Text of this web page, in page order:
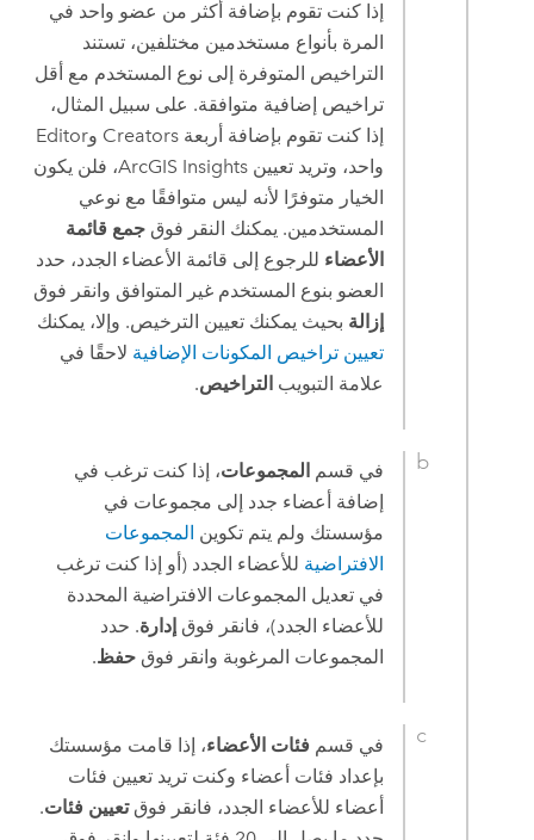
إذا كنت تقوم بإضافة أكثر من عضو واحد في
المرة بأنواع مستخدمين مختلفين، تستند
التراخيص المتوفرة إلى نوع المستخدم مع أقل
تراخيص إضافية متوافقة. على سبيل المثال،
إذا كنت تقوم بإضافة أربعة Creators وEditor
واحد، وتريد تعيين ArcGIS Insights، فلن يكون
الخيار متوفرًا لأنه ليس متوافقًا مع نوعي
المستخدمين. يمكنك النقر فوق جمع قائمة
الأعضاء للرجوع إلى قائمة الأعضاء الجدد، حدد
العضو بنوع المستخدم غير المتوافق وانقر فوق
إزالة بحيث يمكنك تعيين الترخيص. وإلا، يمكنك
تعيين تراخيص المكونات الإضافية لاحقًا في
علامة التبويب التراخيص.
في قسم المجموعات، إذا كنت ترغب في
إضافة أعضاء جدد إلى مجموعات في
مؤسستك ولم يتم تكوين المجموعات
الافتراضية للأعضاء الجدد (أو إذا كنت ترغب
في تعديل المجموعات الافتراضية المحددة
للأعضاء الجدد)، فانقر فوق إدارة. حدد
المجموعات المرغوبة وانقر فوق حفظ.
في قسم فئات الأعضاء، إذا قامت مؤسستك
بإعداد فئات أعضاء وكنت تريد تعيين فئات
أعضاء للأعضاء الجدد، فانقر فوقتعيين فئات.